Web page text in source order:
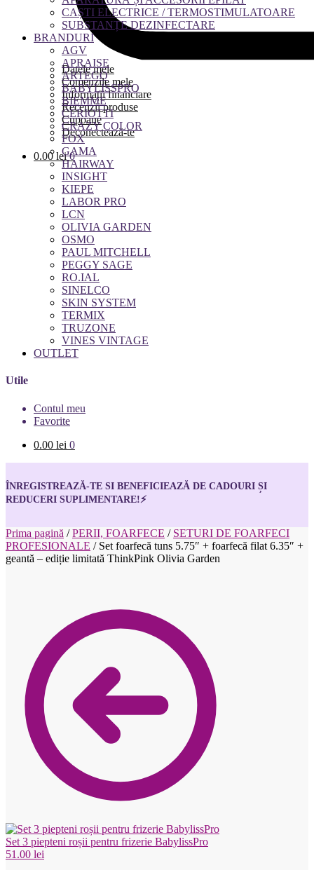
Datele mele
Comenzile mele
Informații financiare
Recenzii produse
Cupoane
Deconectează-te
0.00lei 0
CAȘTI ELECTRICE / TERMOSTIMULATOARE
SUBSTANȚE DEZINFECTARE
BRANDURI
AGV
APRAISE
ARTEGO
BABYLISSPRO
BIEMME
CERIOTTI
CRAZY COLOR
FOX
GAMA
HAIRWAY
INSIGHT
KIEPE
LABOR PRO
LCN
OLIVIA GARDEN
OSMO
PAUL MITCHELL
PEGGY SAGE
RO.IAL
SINELCO
SKIN SYSTEM
TERMIX
TRUZONE
VINES VINTAGE
OUTLET
Utile
Contul meu
Favorite
0.00 lei 0
ÎNREGISTREAZĂ-TE SI BENEFICIEAZĂ DE CADOURI ȘI
REDUCERI SUPLIMENTARE!⚡
Prima pagină /PERII, FOARFECE / SETURI DE FOARFECI
PROFESIONALE / Set foarfecă tuns 5.75″ + foarfecă filat 6.35″ +
geantă – ediție limitată ThinkPink Olivia Garden
Set 3 piepteni roșii pentru frizerie BabylissPro
51.00 lei